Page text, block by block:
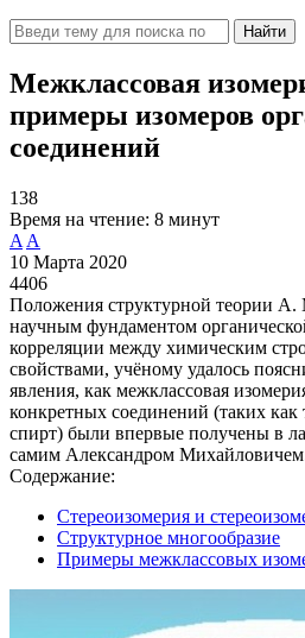
Найти
Межклассовая
примеры изомеров
соединений
138
Время на чтение: 8 минут
A A
10 Марта 2020
4406
Положения структурной теории А.
научным фундаментом
корреляции между химическим
свойствами, учёному удалось
явления, как межклассовая
конкретных соединений (таких
спирт) были впервые получены в
самим Александром
Содержание:
Стереоизомерия и
Структурное многообразие
Примеры межклассовых